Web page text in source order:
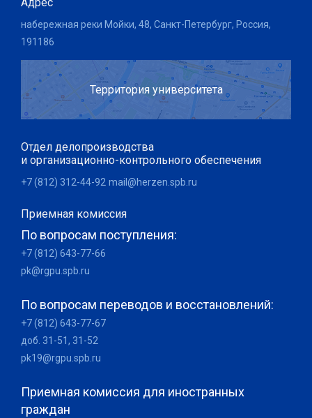
набережная реки Мойки, 48, Санкт-Петербург, Россия,
191186
Территория университета
Отдел делопроизводства
и организационно-контрольного обеспечения
+7 (812) 312-44-92 mail@herzen.spb.ru
Приемная комиссия
По вопросам поступления:
+7 (812) 643-77-66
pk@rgpu.spb.ru
По вопросам переводов и восстановлений:
+7 (812) 643-77-67
доб. 31-51, 31-52
pk19@rgpu.spb.ru
Приемная комиссия для иностранных
граждан